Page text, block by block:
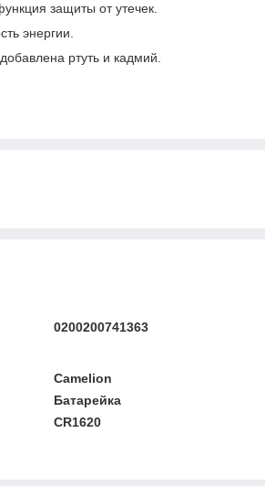
защиты от утечек.
энергии.
ртуть и кадмий.
0200200741363
Camelion
Батарейка
CR1620